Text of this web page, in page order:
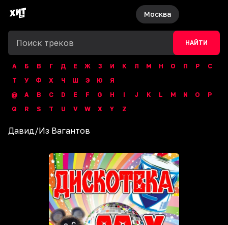
Москва
НАЙТИ
А Б В Г Д Е Ж З И К Л М Н О П Р
С
Т
У Ф Х Ч Ш Э Ю
Я
@
A B C D E F G H I J K L M N O
P
Q
R S T U V W X Y Z
Давид/Из Вагантов